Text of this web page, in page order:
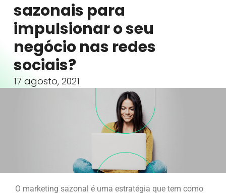
sazonais para
impulsionar o seu
negócio nas redes
sociais?
17 agosto, 2021
O marketing sazonal é uma estratégia que tem como